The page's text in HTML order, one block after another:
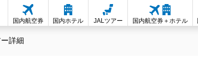
国内航空券 国内ホテル JALツアー 国内航空券＋ホテル
詳細